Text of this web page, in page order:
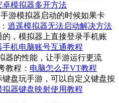
卓模拟器多开方法
游模拟器启动的时候如果卡
逍遥模拟器无法启动解决方法
，模拟器上直接登录手机账
手机电脑账号互通教程
器的性能，让手游运行更流
教程： 电脑怎么开VT教程
盘玩手游，可以自定义键盘按
拟器键盘映射使用教程